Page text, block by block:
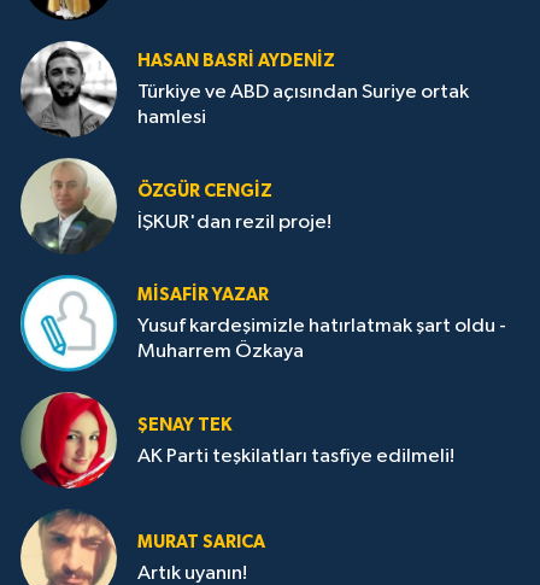
HASAN BASRI AYDENIZ
Türkiye ve ABD açısından Suriye ortak
hamlesi
ÖZGÜR CENGIZ
İŞKUR'dan rezil proje!
MISAFIR YAZAR
Yusuf kardeşimizle hatırlatmak şart oldu -
Muharrem Özkaya
ŞENAY TEK
AK Parti teşkilatları tasfiye edilmeli!
MURAT SARICA
Artık uyanın!